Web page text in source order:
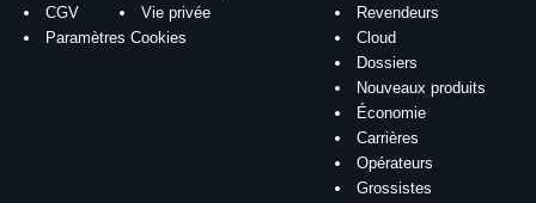
CGV
Vie privée
Paramètres Cookies
Revendeurs
Cloud
Dossiers
Nouveaux produits
Économie
Carrières
Opérateurs
Grossistes